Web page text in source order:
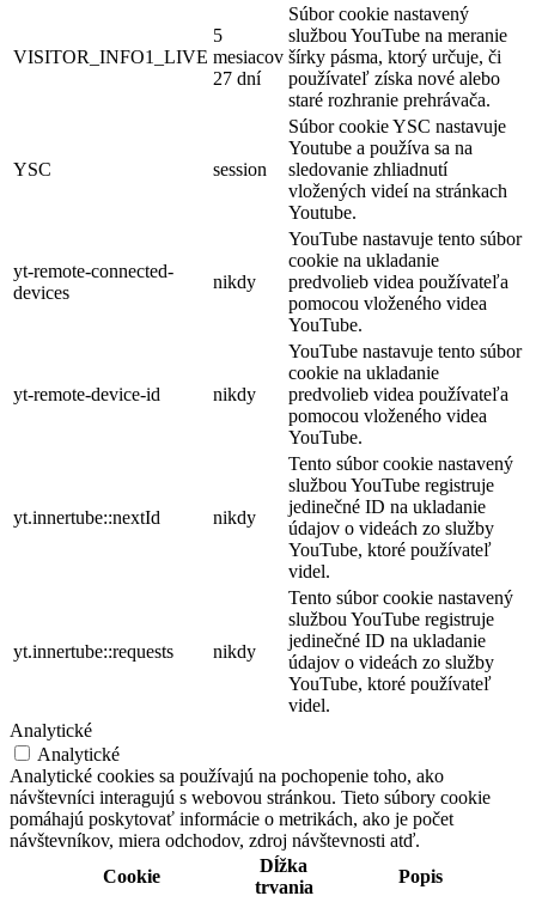
VISITOR_INFO1_LIVE
5
mesiacov
27 dní
Súbor cookie nastavený
službou YouTube na meranie
šírky pásma, ktorý určuje, či
používateľ získa nové alebo
staré rozhranie prehrávača.
YSC session
Súbor cookie YSC nastavuje
Youtube a používa sa na
sledovanie zhliadnutí
vložených videí na stránkach
Youtube.
yt-remote-connected-
devices
nikdy
YouTube nastavuje tento súbor
cookie na ukladanie
predvolieb videa používateľa
pomocou vloženého videa
YouTube.
yt-remote-device-id nikdy
YouTube nastavuje tento súbor
cookie na ukladanie
predvolieb videa používateľa
pomocou vloženého videa
YouTube.
yt.innertube::nextId nikdy
Tento súbor cookie nastavený
službou YouTube registruje
jedinečné ID na ukladanie
údajov o videách zo služby
YouTube, ktoré používateľ
videl.
yt.innertube::requests nikdy
Tento súbor cookie nastavený
službou YouTube registruje
jedinečné ID na ukladanie
údajov o videách zo služby
YouTube, ktoré používateľ
videl.
Analytické
Analytické
Analytické cookies sa používajú na pochopenie toho, ako
návštevníci interagujú s webovou stránkou. Tieto súbory cookie
pomáhajú poskytovať informácie o metrikách, ako je počet
návštevníkov, miera odchodov, zdroj návštevnosti atď.
Cookie
Dĺžka
trvania
Popis